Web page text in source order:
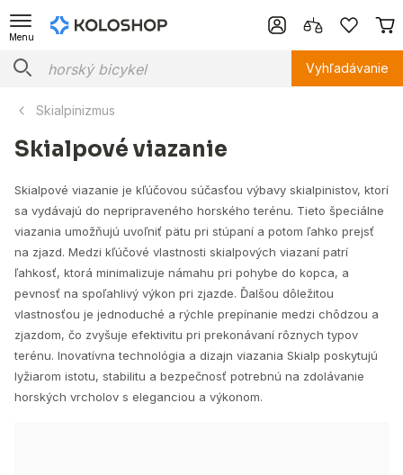
Menu
Vyhľadávanie
Skialpinizmus
Skialpové viazanie
Skialpové viazanie je kľúčovou súčasťou výbavy skialpinistov, ktorí
sa vydávajú do nepripraveného horského terénu. Tieto špeciálne
viazania umožňujú uvoľniť pätu pri stúpaní a potom ľahko prejsť
na zjazd. Medzi kľúčové vlastnosti skialpových viazaní patrí
ľahkosť, ktorá minimalizuje námahu pri pohybe do kopca, a
pevnosť na spoľahlivý výkon pri zjazde. Ďalšou dôležitou
vlastnosťou je jednoduché a rýchle prepínanie medzi chôdzou a
zjazdom, čo zvyšuje efektivitu pri prekonávaní rôznych typov
terénu. Inovatívna technológia a dizajn viazania Skialp poskytujú
lyžiarom istotu, stabilitu a bezpečnosť potrebnú na zdolávanie
horských vrcholov s eleganciou a výkonom.